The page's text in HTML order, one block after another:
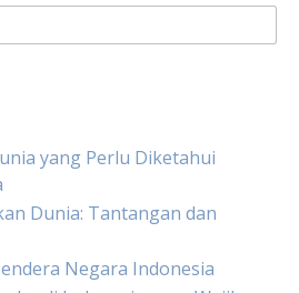
yang Perlu Diketahui
Dunia: Tantangan dan
Negara Indonesia